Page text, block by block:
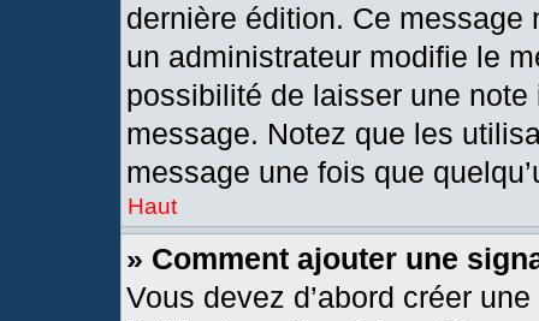
dernière édition. Ce message
un administrateur modifie le
possibilité de laisser une
message. Notez que les
message une fois que
Haut
» Comment ajouter une
Vous devez d’abord créer